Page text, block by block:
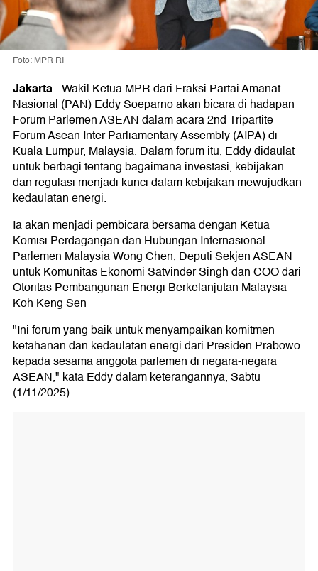
Foto: MPR RI
Jakarta-Wakil Ketua MPR dari Fraksi Partai Amanat
Nasional (PAN) Eddy Soeparno akan bicara di hadapan
Forum Parlemen ASEAN dalam acara 2nd Tripartite
Forum Asean Inter Parliamentary Assembly (AIPA) di
Kuala Lumpur, Malaysia. Dalam forum itu, Eddy didaulat
untuk berbagi tentang bagaimana investasi, kebijakan
dan regulasi menjadi kunci dalam kebijakan mewujudkan
kedaulatan energi.
Ia akan menjadi pembicara bersama dengan Ketua
Komisi Perdagangan dan Hubungan Internasional
Parlemen Malaysia Wong Chen, Deputi Sekjen ASEAN
untuk Komunitas Ekonomi Satvinder Singh dan COO dari
Otoritas Pembangunan Energi Berkelanjutan Malaysia
Koh Keng Sen
"Ini forum yang baik untuk menyampaikan komitmen
ketahanan dan kedaulatan energi dari Presiden Prabowo
kepada sesama anggota parlemen di negara-negara
ASEAN," kata Eddy dalam keterangannya, Sabtu
(1/11/2025).